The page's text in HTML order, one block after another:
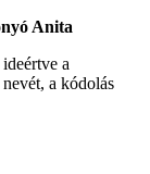
Anita
a
a kódolás